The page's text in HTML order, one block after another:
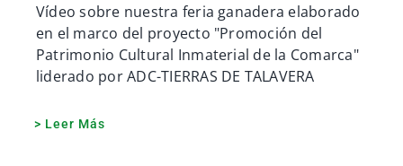
Vídeo sobre nuestra feria ganadera elaborado
en el marco del proyecto "Promoción del
Patrimonio Cultural Inmaterial de la Comarca"
liderado por ADC-TIERRAS DE TALAVERA
> Leer Más